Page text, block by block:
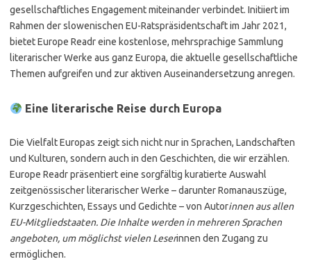
gesellschaftliches Engagement miteinander verbindet. Initiiert im
Rahmen der slowenischen EU-Ratspräsidentschaft im Jahr 2021,
bietet Europe Readr eine kostenlose, mehrsprachige Sammlung
literarischer Werke aus ganz Europa, die aktuelle gesellschaftliche
Themen aufgreifen und zur aktiven Auseinandersetzung anregen.
Eine literarische Reise durch Europa
Die Vielfalt Europas zeigt sich nicht nur in Sprachen, Landschaften
und Kulturen, sondern auch in den Geschichten, die wir erzählen.
Europe Readr präsentiert eine sorgfältig kuratierte Auswahl
zeitgenössischer literarischer Werke – darunter Romanauszüge,
Kurzgeschichten, Essays und Gedichte – von Autorinnen aus allen
EU-Mitgliedstaaten. Die Inhalte werden in mehreren Sprachen
angeboten, um möglichst vielen Leserinnen den Zugang zu
ermöglichen.